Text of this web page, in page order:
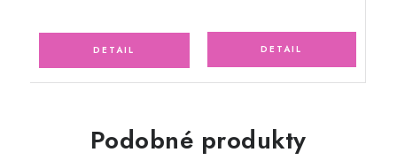
Podobné produkty